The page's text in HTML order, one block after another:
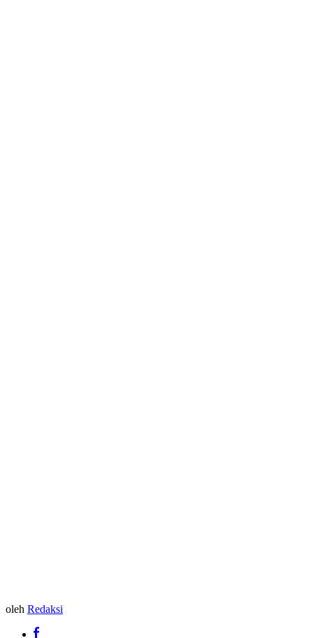
oleh Redaksi